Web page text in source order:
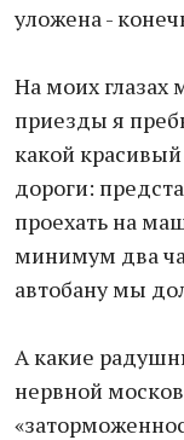
уложена -
На моих глазах
приезды я
какой
дороги:
проехать на
минимум два
автобану мы
А какие
нервной